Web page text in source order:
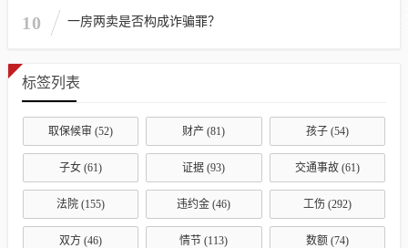
10 一房两卖是否构成诈骗罪？
标签列表
取保候审 (52) 财产 (81) 孩子(54)
子女 (61) 证据 (93) 交通事故(61)
法院 (155) 违约金 (46) 工伤(292)
双方 (46) 情节 (113) 数额(74)